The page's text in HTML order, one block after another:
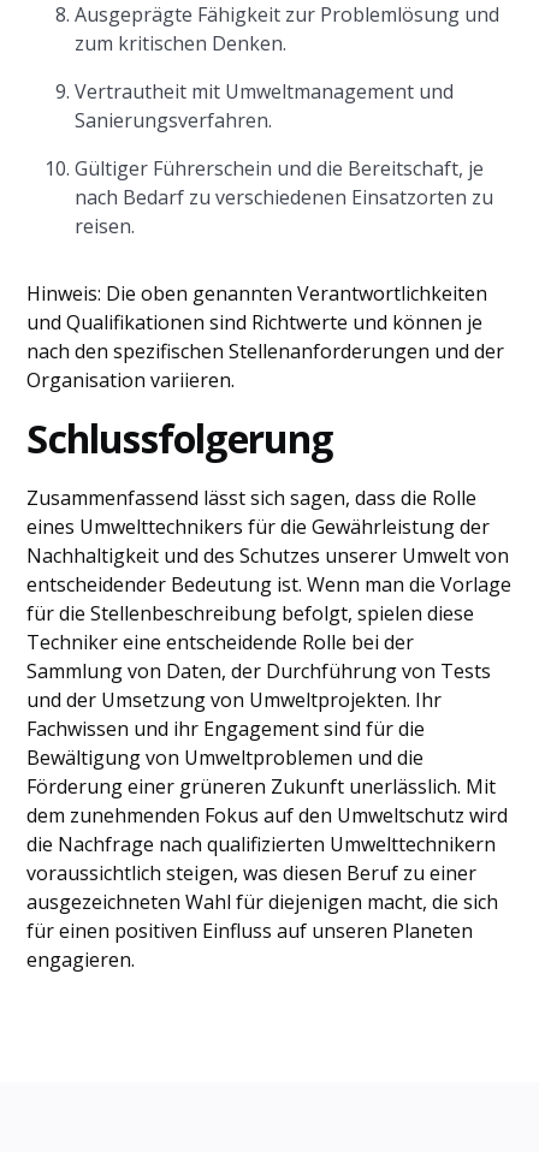
Ausgeprägte Fähigkeit zur Problemlösung und
zum kritischen Denken.
Vertrautheit mit Umweltmanagement und
Sanierungsverfahren.
Gültiger Führerschein und die Bereitschaft, je
nach Bedarf zu verschiedenen Einsatzorten zu
reisen.
Hinweis: Die oben genannten Verantwortlichkeiten
und Qualifikationen sind Richtwerte und können je
nach den spezifischen Stellenanforderungen und der
Organisation variieren.
Schlussfolgerung
Zusammenfassend lässt sich sagen, dass die Rolle
eines Umwelttechnikers für die Gewährleistung der
Nachhaltigkeit und des Schutzes unserer Umwelt von
entscheidender Bedeutung ist. Wenn man die Vorlage
für die Stellenbeschreibung befolgt, spielen diese
Techniker eine entscheidende Rolle bei der
Sammlung von Daten, der Durchführung von Tests
und der Umsetzung von Umweltprojekten. Ihr
Fachwissen und ihr Engagement sind für die
Bewältigung von Umweltproblemen und die
Förderung einer grüneren Zukunft unerlässlich. Mit
dem zunehmenden Fokus auf den Umweltschutz wird
die Nachfrage nach qualifizierten Umwelttechnikern
voraussichtlich steigen, was diesen Beruf zu einer
ausgezeichneten Wahl für diejenigen macht, die sich
für einen positiven Einfluss auf unseren Planeten
engagieren.